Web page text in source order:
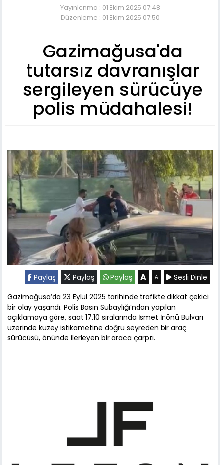
Yayınlanma : 01 Ekim 2025 07:48
Düzenleme : 01 Ekim 2025 07:50
Gazimağusa'da
tutarsız davranışlar
sergileyen sürücüye
polis müdahalesi!
Paylaş Paylaş Paylaş A A
Sesli Dinle
Gazimağusa’da 23 Eylül 2025 tarihinde trafikte dikkat çekici
bir olay yaşandı. Polis Basın Subaylığı’ndan yapılan
açıklamaya göre, saat 17.10 sıralarında İsmet İnönü Bulvarı
üzerinde kuzey istikametine doğru seyreden bir araç
sürücüsü, önünde ilerleyen bir araca çarptı.